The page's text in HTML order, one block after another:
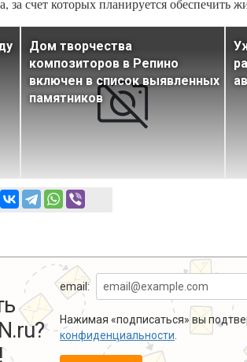
за счет которых планируется обеспечить
Дом творчества
композиторов в Репино
включен в список выявленных
памятников
email:
Нажимая «подписаться» вы
конфиденциальности